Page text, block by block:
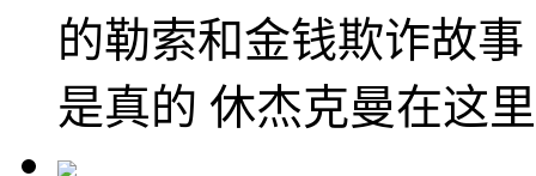
的勒索和金钱欺诈故
是真的 休杰克曼在这